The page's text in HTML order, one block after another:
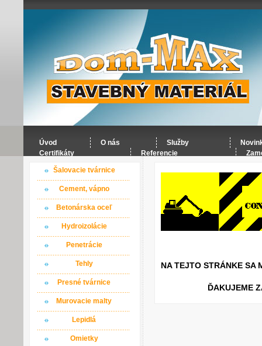
Úvod O nás Služby
Certifikáty
Referencie
Šalovacie tvárnice
Cement, vápno
Betonárska oceľ
Hydroizolácie
Penetrácie
Tehly
Presné tvárnice
Murovacie malty
Lepidlá
Omietky
NA TEJTO STRÁNKE SA
ĎAKUJEME ZA